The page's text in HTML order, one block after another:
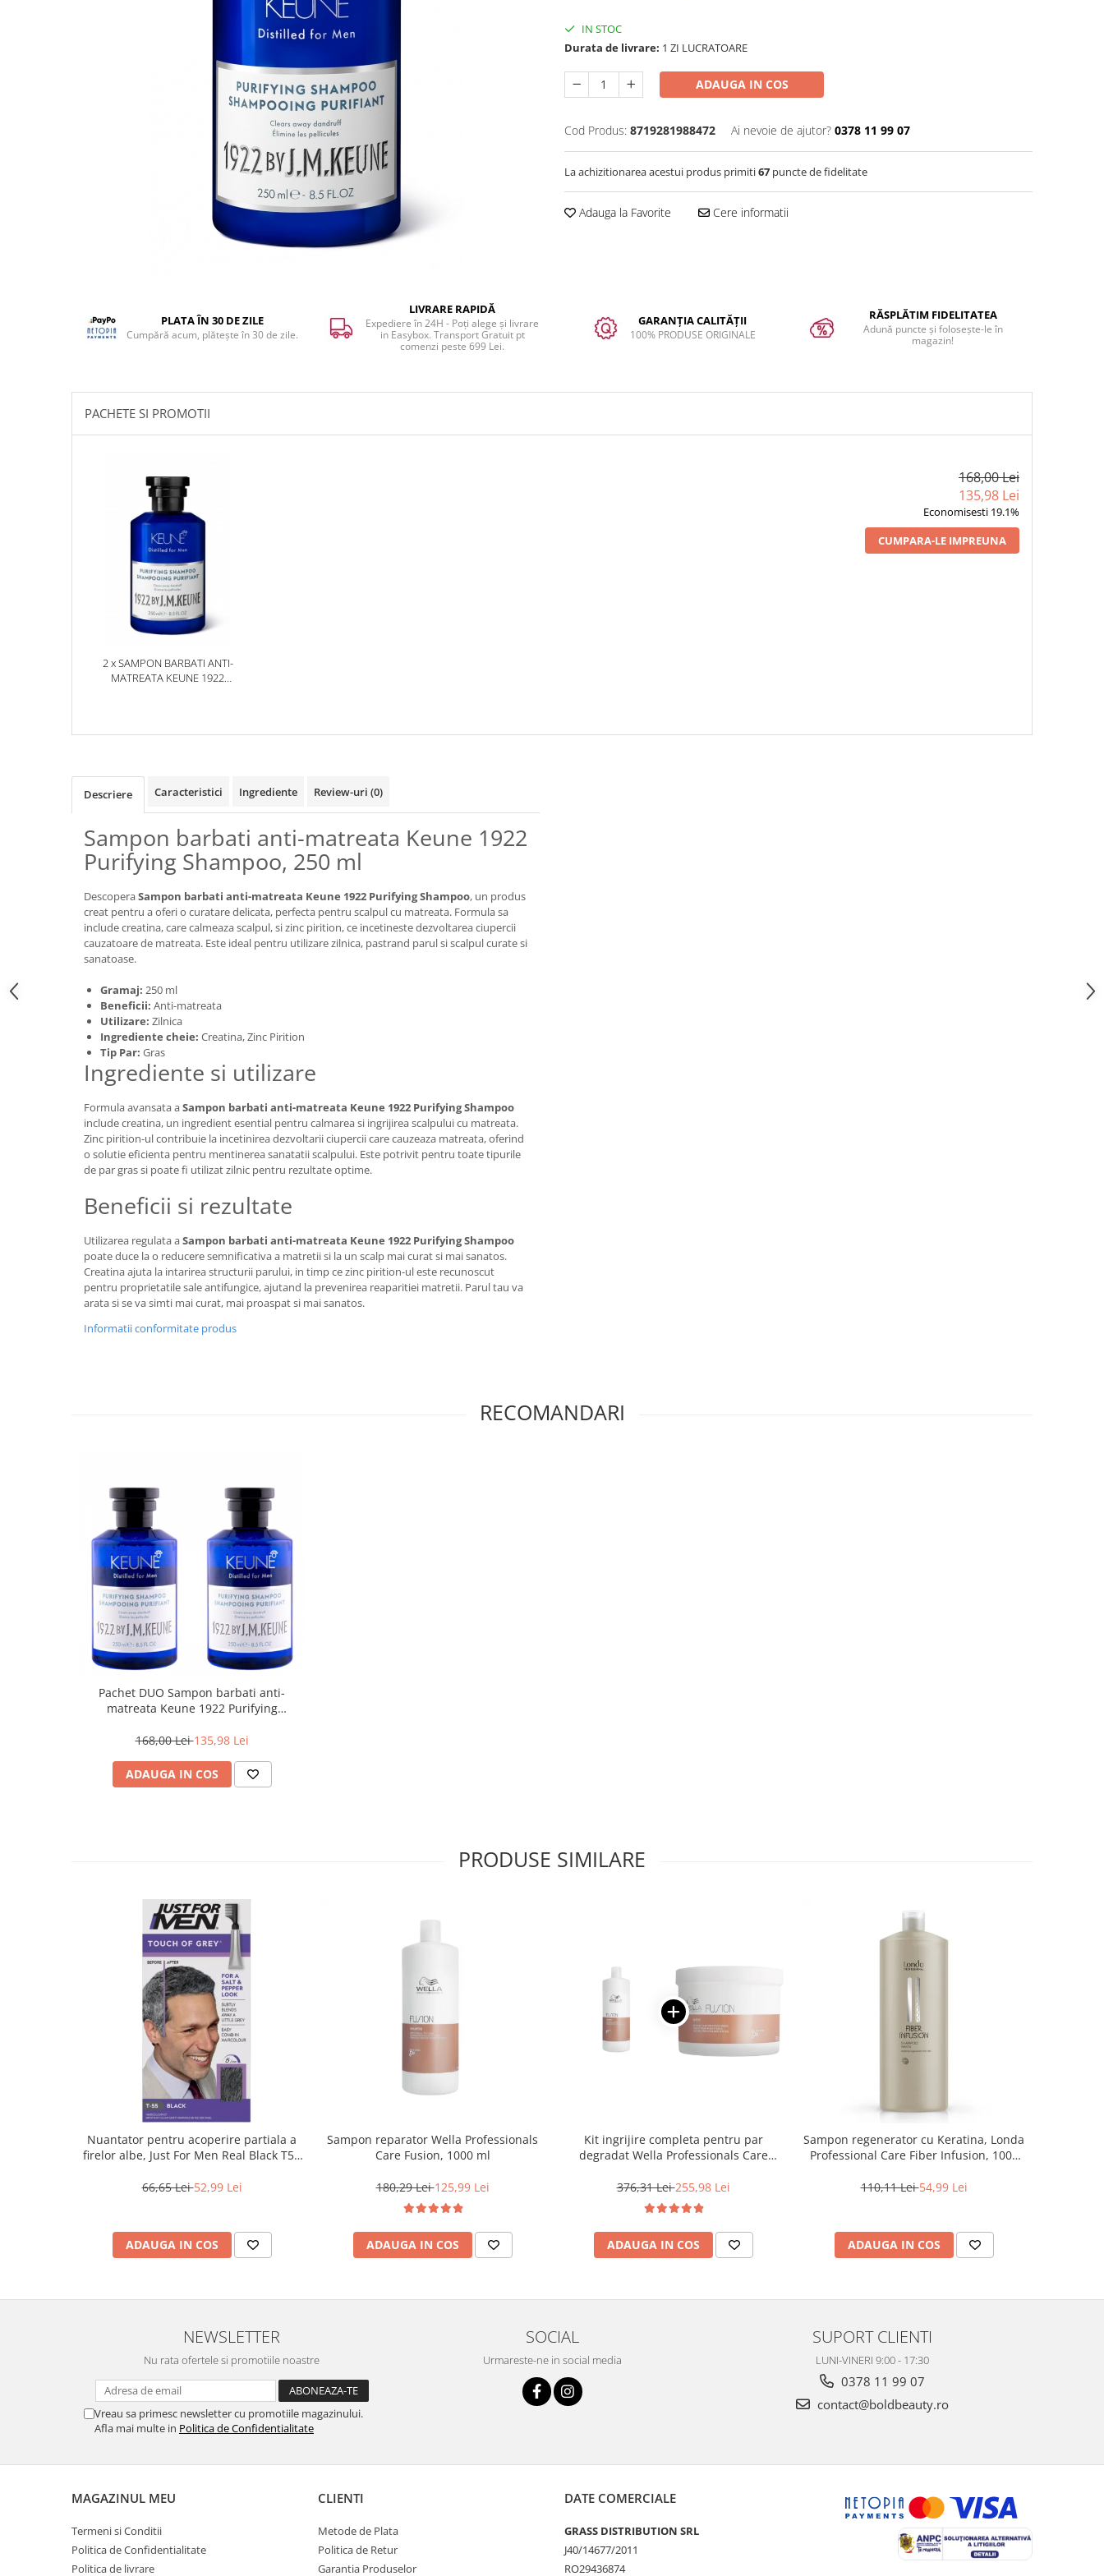
IN STOC
Durata de livrare: 1 ZI LUCRATOARE
ADAUGA IN COS
Cod Produs: 8719281988472 Ai nevoie de ajutor? 0378 11 99 07
La achizitionarea acestui produs primiti67 puncte de fidelitate
Adauga la Favorite Cere informatii
PLATA ÎN 30 DE ZILE
Cumpără acum, plătește în 30 de zile.
LIVRARE RAPIDĂ
Expediere în 24H - Poți alege și livrare
in Easybox. Transport Gratuit pt
comenzi peste 699 Lei.
GARANȚIA CALITĂȚII
100% PRODUSE ORIGINALE
RĂSPLĂTIM FIDELITATEA
Adună puncte și folosește-le în
magazin!
PACHETE SI PROMOTII
2 x SAMPON BARBATI ANTI-
MATREATA KEUNE 1922
168,00 Lei
135,98 Lei
Economisesti 19.1%
CUMPARA-LE IMPREUNA
Descriere Caracteristici Ingrediente Review-uri (0)
Sampon barbati anti-matreata Keune 1922
Purifying Shampoo, 250 ml
DescoperaSampon barbati anti-matreata Keune 1922 Purifying Shampoo, un produs
creat pentru a oferi o curatare delicata, perfecta pentru scalpul cu matreata. Formula sa
include creatina, care calmeaza scalpul, si zinc pirition, ce incetineste dezvoltarea ciupercii
cauzatoare de matreata. Este ideal pentru utilizare zilnica, pastrand parul si scalpul curate si
sanatoase.
Gramaj: 250 ml
Beneficii: Anti-matreata
Utilizare: Zilnica
Ingrediente cheie: Creatina, Zinc Pirition
Tip Par: Gras
Ingrediente si utilizare
Formula avansata aSampon barbati anti-matreata Keune 1922 Purifying Shampoo
include creatina, un ingredient esential pentru calmarea si ingrijirea scalpului cu matreata.
Zinc pirition-ul contribuie la incetinirea dezvoltarii ciupercii care cauzeaza matreata, oferind
o solutie eficienta pentru mentinerea sanatatii scalpului. Este potrivit pentru toate tipurile
de par gras si poate fi utilizat zilnic pentru rezultate optime.
Beneficii si rezultate
Utilizarea regulata aSampon barbati anti-matreata Keune 1922 Purifying Shampoo
poate duce la o reducere semnificativa a matretii si la un scalp mai curat si mai sanatos.
Creatina ajuta la intarirea structurii parului, in timp ce zinc pirition-ul este recunoscut
pentru proprietatile sale antifungice, ajutand la prevenirea reaparitiei matretii. Parul tau va
arata si se va simti mai curat, mai proaspat si mai sanatos.
Informatii conformitate produs
RECOMANDARI
Pachet DUO Sampon barbati anti-
matreata Keune 1922 Purifying
168,00 Lei135,98 Lei
ADAUGA IN COS
PRODUSE SIMILARE
Nuantator pentru acoperire partiala a
firelor albe, Just For Men Real Black T55
66,65 Lei52,99 Lei
ADAUGA IN COS
Sampon reparator Wella Professionals
Care Fusion, 1000 ml
180,29 Lei125,99 Lei
ADAUGA IN COS
Kit ingrijire completa pentru par
degradat Wella Professionals Care
376,31 Lei255,98 Lei
ADAUGA IN COS
Sampon regenerator cu Keratina, Londa
Professional Care Fiber Infusion, 1000
110,11 Lei54,99 Lei
ADAUGA IN COS
NEWSLETTER
Nu rata ofertele si promotiile noastre
Vreau sa primesc newsletter cu promotiile magazinului.
Afla mai multe in Politica de Confidentialitate
SOCIAL
Urmareste-ne in social media
SUPORT CLIENTI
LUNI-VINERI 9:00 - 17:30
0378 11 99 07
contact@boldbeauty.ro
MAGAZINUL MEU
Termeni si Conditii
Politica de Confidentialitate
Politica de livrare
CLIENTI
Metode de Plata
Politica de Retur
Garantia Produselor
DATE COMERCIALE
GRASS DISTRIBUTION SRL
J40/14677/2011
RO29436874